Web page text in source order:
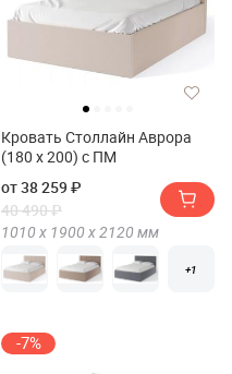
Кровать Столлайн Аврора
(180 х 200) с ПМ
от 38 259 ₽
40 490 ₽
1010 х 1900 х2120 мм
+1
-7%